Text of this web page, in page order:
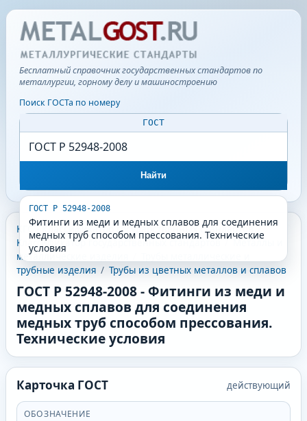
Бесплатный справочник государственных стандартов по
металлургии, горному делу и машиностроению
Поиск ГОСТа по номеру
ГОСТ
Найти
ГОСТ Р 52948-2008
Фитинги из меди и медных сплавов для соединения
медных труб способом прессования. Технические
условия
КГС - Классификатор государственных стандартов /
Классификатор государственных стандартов /
Металлы и
металлические изделия
трубные изделия / Трубы из цветных металлов и сплавов
ГОСТ Р 52948-2008-Фитинги из меди и
медных сплавов для соединения
медных труб способом прессования.
Технические условия
Карточка ГОСТ действующий
ОБОЗНАЧЕНИЕ